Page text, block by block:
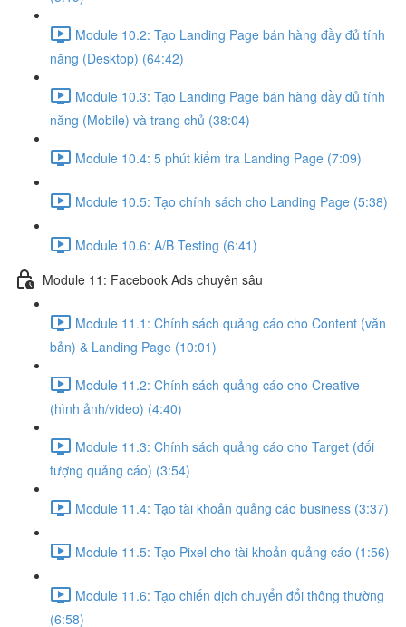
Module 10.2: Tạo Landing Page bán hàng đầy đủ tính
năng (Desktop) (64:42)
Module 10.3: Tạo Landing Page bán hàng đầy đủ tính
năng (Mobile) và trang chủ (38:04)
Module 10.4: 5 phút kiểm tra Landing Page (7:09)
Module 10.5: Tạo chính sách cho Landing Page (5:38)
Module 10.6: A/B Testing (6:41)
Module 11: Facebook Ads chuyên sâu
Module 11.1: Chính sách quảng cáo cho Content (văn
bản) & Landing Page (10:01)
Module 11.2: Chính sách quảng cáo cho Creative
(hình ảnh/video) (4:40)
Module 11.3: Chính sách quảng cáo cho Target (đối
tượng quảng cáo) (3:54)
Module 11.4: Tạo tài khoản quảng cáo business (3:37)
Module 11.5: Tạo Pixel cho tài khoản quảng cáo (1:56)
Module 11.6: Tạo chiến dịch chuyển đổi thông thường
(6:58)